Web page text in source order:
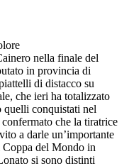
nella finale del
in provincia di
di distacco su
che ieri ha totalizzato
quelli conquistati nel
che la tiratrice
a darle un’importante
del Mondo in
si sono distinti